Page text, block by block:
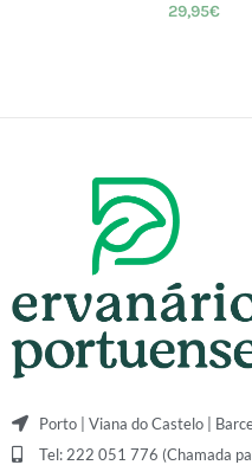
29,95€
Porto | Viana do Castelo |
Tel: 222 051 776 (Chamada